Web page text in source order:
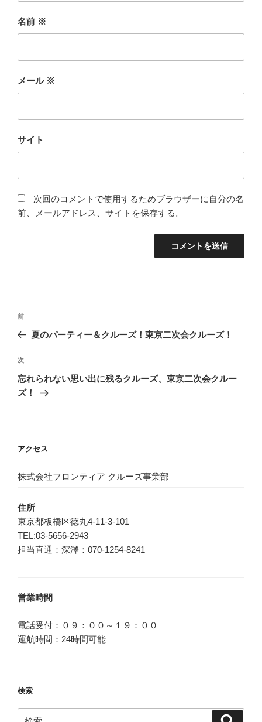
名前 ※
メール ※
サイト
次回のコメントで使用するためブラウザーに自分の名
前、メールアドレス、サイトを保存する。
投
ビ
ゲ
ー
前
の
稿
前
夏のパーティー＆クルーズ！東京二次会クルーズ！
次
の
投
次
忘れられない思い出に残るクルーズ、東京二次会クルー
ズ！
アクセス
株式会社フロンティア クルーズ事業部
住所
東京都板橋区徳丸4-11-3-101
TEL:03-5656-2943
担当直通：深澤：070-1254-8241
営業時間
電話受付：０９：００～１９：００
運航時間：24時間可能
検索